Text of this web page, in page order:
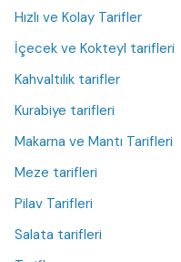
Hızlı ve Kolay Tarifler
İçecek ve Kokteyl tarifleri
Kahvaltılık tarifler
Kurabiye tarifleri
Makarna ve Mantı Tarifleri
Meze tarifleri
Pilav Tarifleri
Salata tarifleri